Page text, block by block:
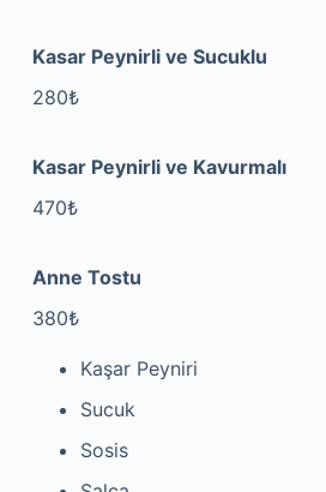
Kasar Peynirli ve Sucuklu
280₺
Kasar Peynirli ve Kavurmalı
470₺
Anne Tostu
380₺
Kaşar Peyniri
Sucuk
Sosis